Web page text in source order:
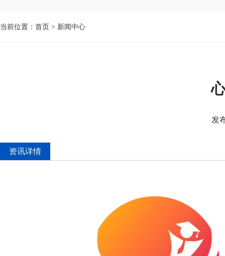
当前位置： 首页 > 新闻中心
发
资讯详情